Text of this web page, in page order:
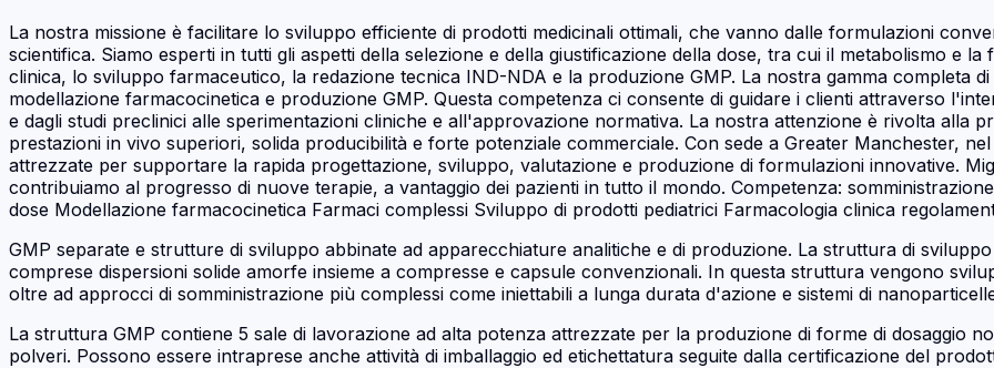
La nostra missione è facilitare lo sviluppo efficiente di prodotti medicinali ottimali, che vanno dalle formulazioni
scientifica. Siamo esperti in tutti gli aspetti della selezione e della giustificazione della dose, tra cui il metabolismo e
clinica, lo sviluppo farmaceutico, la redazione tecnica IND-NDA e la produzione GMP. La nostra gamma completa
modellazione farmacocinetica e produzione GMP. Questa competenza ci consente di guidare i clienti attraverso
e dagli studi preclinici alle sperimentazioni cliniche e all'approvazione normativa. La nostra attenzione è rivolta alla
prestazioni in vivo superiori, solida producibilità e forte potenziale commerciale. Con sede a Greater Manchester,
attrezzate per supportare la rapida progettazione, sviluppo, valutazione e produzione di formulazioni innovative.
contribuiamo al progresso di nuove terapie, a vantaggio dei pazienti in tutto il mondo. Competenza:
dose Modellazione farmacocinetica Farmaci complessi Sviluppo di prodotti pediatrici Farmacologia clinica
GMP separate e strutture di sviluppo abbinate ad apparecchiature analitiche e di produzione. La struttura di
comprese dispersioni solide amorfe insieme a compresse e capsule convenzionali. In questa struttura vengono
oltre ad approcci di somministrazione più complessi come iniettabili a lunga durata d'azione e sistemi di
La struttura GMP contiene 5 sale di lavorazione ad alta potenza attrezzate per la produzione di forme di dosaggio
polveri. Possono essere intraprese anche attività di imballaggio ed etichettatura seguite dalla certificazione del